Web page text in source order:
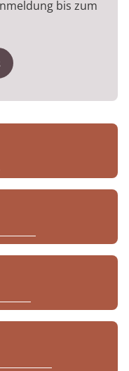
bis zum